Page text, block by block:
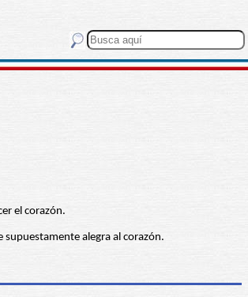
el corazón.
supuestamente alegra al corazón.